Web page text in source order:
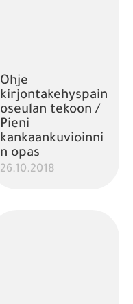
Ohje
kirjontakehyspain
oseulan tekoon /
Pieni
kankaankuvioinni
n opas
26.10.2018